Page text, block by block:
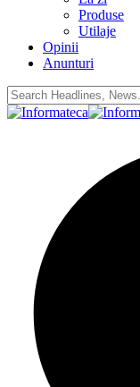
Produse
Utilaje
Opinii
Anunturi